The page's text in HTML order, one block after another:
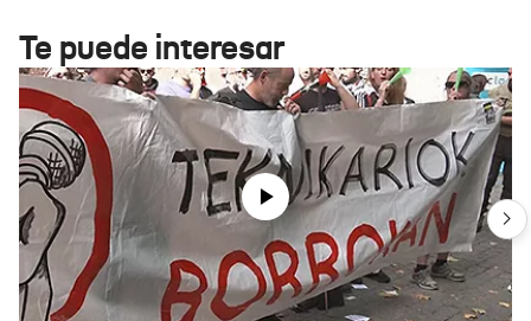
Te puede interesar